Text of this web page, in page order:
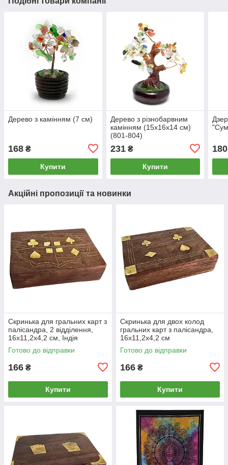
Дерево з камінням (7 см)
168 ₴
Купити
Дерево з різнобарвним
камінням (15х16х14 см)
(801-804)
231₴
Купити
180
Акційні пропозиції та новинки
Скринька для гральних карт з
палісандра, 2 відділення,
16х11,2х4,2 см, Індія
Готово до відправки
166 ₴
Купити
Скринька для двох колод
гральних карт з палісандра,
16х11,2х4,2 см
Готово до відправки
166 ₴
Купити